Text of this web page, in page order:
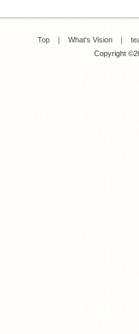
Top ｜ What's Vision ｜
Copyright